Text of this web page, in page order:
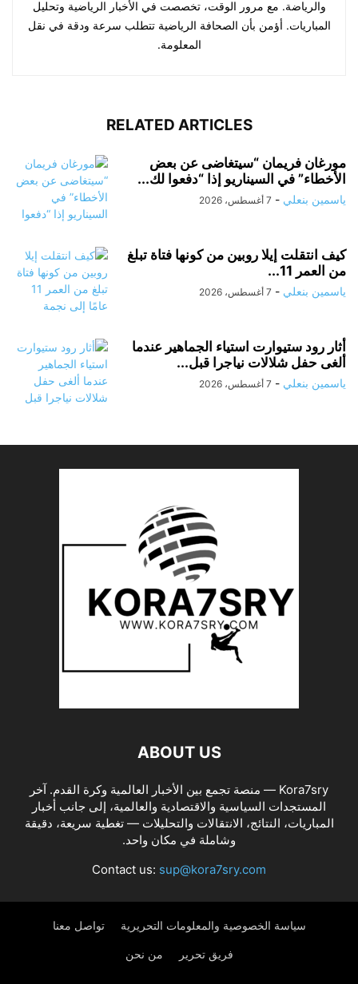
والرياضة. مع مرور الوقت، تخصصت في الأخبار الرياضية وتحليل
المباريات. أؤمن بأن الصحافة الرياضية تتطلب سرعة ودقة في نقل
المعلومة.
RELATED ARTICLES
مورغان فريمان “سيتغاضى عن بعض
الأخطاء” في السيناريو إذا “دفعوا لك...
ياسمين بنعلي - 7 أغسطس، 2026
كيف انتقلت إيلا روبين من كونها فتاة تبلغ
من العمر 11...
ياسمين بنعلي - 7 أغسطس، 2026
أثار رود ستيوارت استياء الجماهير عندما
ألغى حفل شلالات نياجرا قبل...
ياسمين بنعلي - 7 أغسطس، 2026
ABOUT US
Kora7sry — منصة تجمع بين الأخبار العالمية وكرة القدم. آخر
المستجدات السياسية والاقتصادية والعالمية، إلى جانب أخبار
المباريات، النتائج، الانتقالات والتحليلات — تغطية سريعة، دقيقة
وشاملة في مكان واحد.
Contact us: sup@kora7sry.com
سياسة الخصوصية والمعلومات التحريرية تواصل معنا
فريق تحرير من نحن